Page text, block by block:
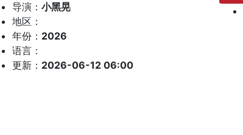
导演： 小黑晃
地区：
年份： 2026
语言：
更新： 2026-06-12 06:00